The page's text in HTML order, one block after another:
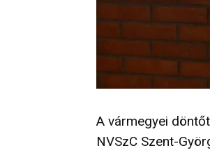
A vármegyei
NVSzC Szent-